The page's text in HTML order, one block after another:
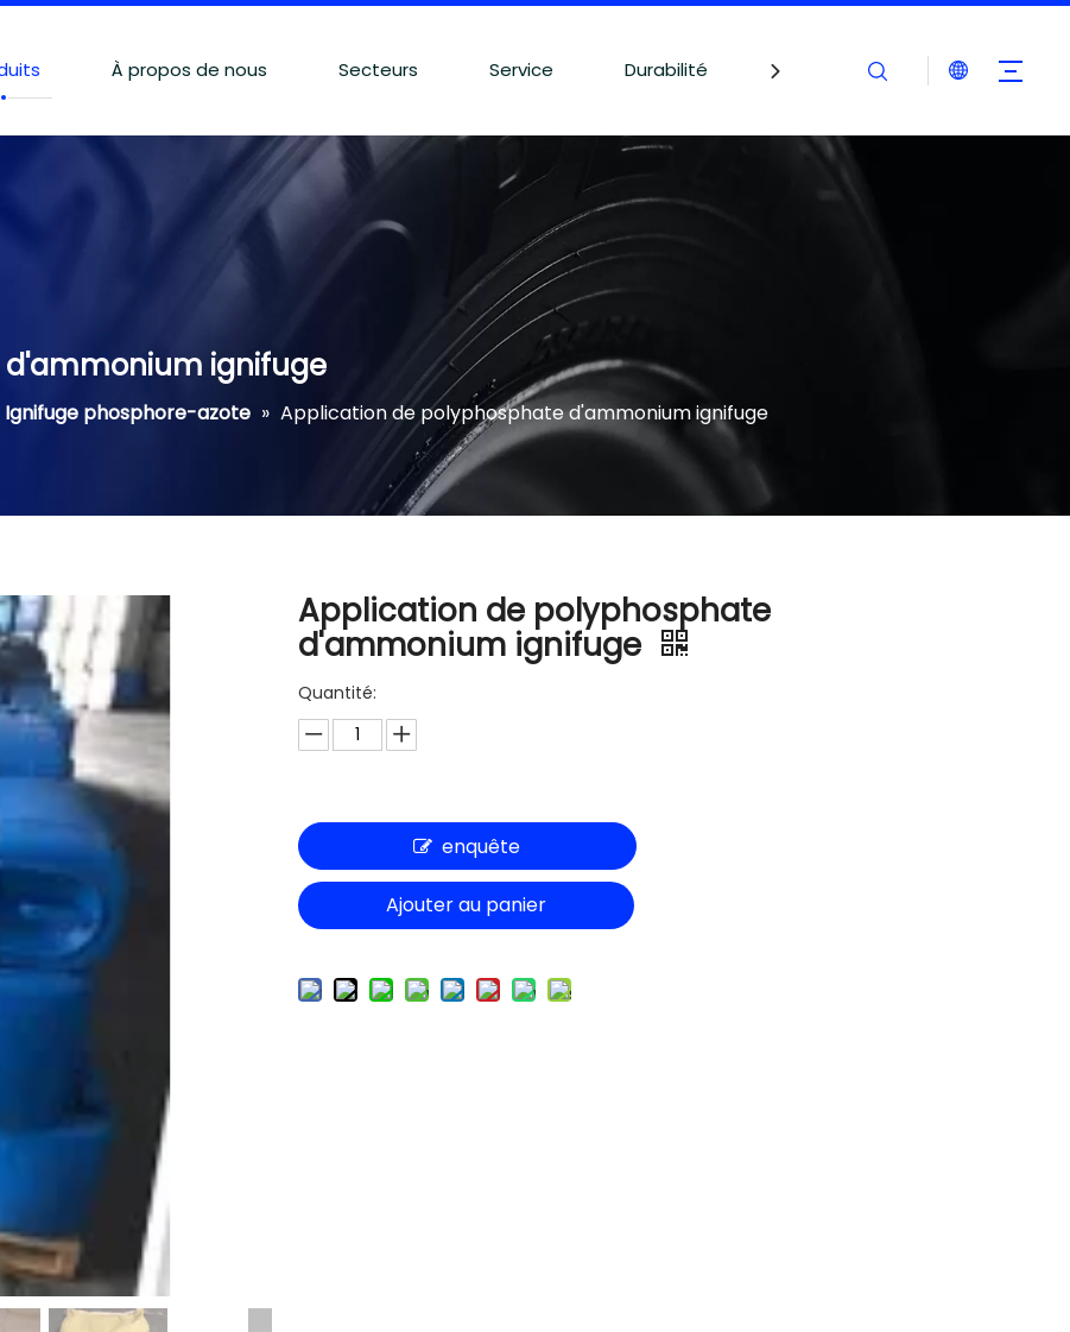
À propos de nous Secteurs Service Durabilité Blogues Contactez-nous
ignifuge
Ignifuge phosphore-azote » Application de polyphosphate d'ammonium ignifuge
Application de polyphosphate
d'ammonium ignifuge
Quantité:
enquête
Ajouter au panier